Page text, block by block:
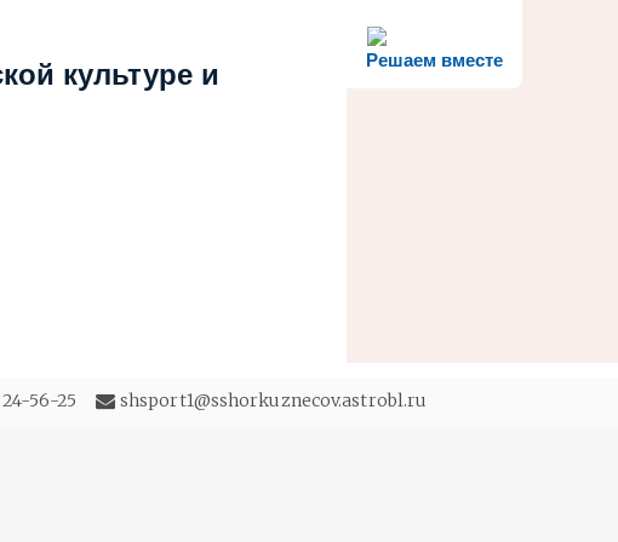
Решаем вместе
культуре и
24-56-25 shsport1@sshorkuznecov.astrobl.ru